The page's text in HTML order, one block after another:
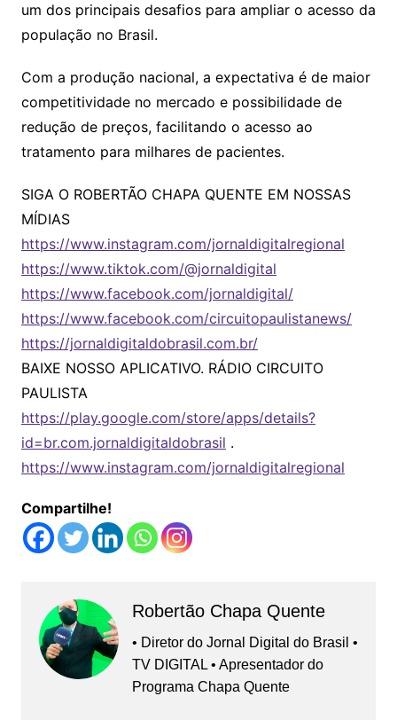
um dos principais desafios para ampliar o acesso da
população no Brasil.
Com a produção nacional, a expectativa é de maior
competitividade no mercado e possibilidade de
redução de preços, facilitando o acesso ao
tratamento para milhares de pacientes.
SIGA O ROBERTÃO CHAPA QUENTE EM NOSSAS
MÍDIAS
https://www.instagram.com/jornaldigitalregional
https://www.tiktok.com/@jornaldigital
https://www.facebook.com/jornaldigital/
https://www.facebook.com/circuitopaulistanews/
https://jornaldigitaldobrasil.com.br/
BAIXE NOSSO APLICATIVO. RÁDIO CIRCUITO
PAULISTA
https://play.google.com/store/apps/details?
id=br.com.jornaldigitaldobrasil .
https://www.instagram.com/jornaldigitalregional
Compartilhe!
Robertão Chapa Quente
• Diretor do Jornal Digital do Brasil •
TV DIGITAL • Apresentador do
Programa Chapa Quente